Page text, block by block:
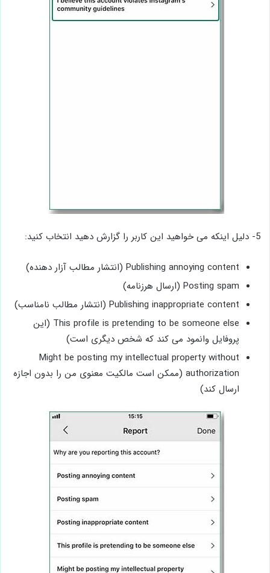
5- دلیل اینکه می خواهید این کاربر را گزارش دهید انتخاب کنید:
Publishing annoying content (انتشار مطالب آزار دهنده)
Posting spam (ارسال هرزنامه)
Publishing inappropriate content (انتشار مطالب نامناسب)
This profile is pretending to be someone else (این
پروفایل وانمود می کند که شخص دیگری است)
Might be posting my intellectual property without
authorization (ممکن است مالکیت معنوی من را بدون اجازه
ارسال کند)